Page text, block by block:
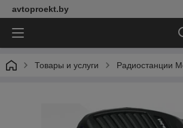
avtoproekt.by
Товары и услуги Радиостанции